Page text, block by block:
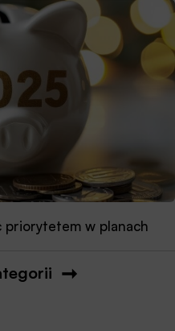
priorytetem w planach